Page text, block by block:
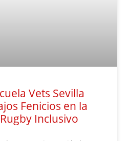
Vets Sevilla
Fenicios en la
Inclusivo